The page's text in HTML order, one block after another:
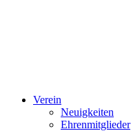
Verein
Neuigkeiten
Ehrenmitglieder